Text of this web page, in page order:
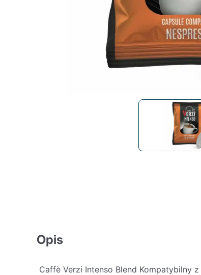
Caffitaly
Santero 958
Uno System
Sandemè Kosmetyki Oferty
Opis
Caffè Verzi Intenso Blend Kompatybilny